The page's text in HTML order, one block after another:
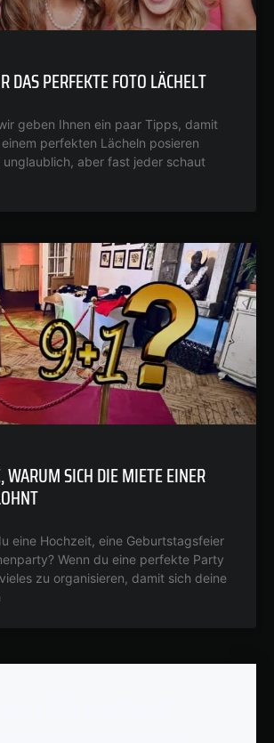
DAS PERFEKTE FOTO LÄCHELT
geben Ihnen ein paar Tipps, damit
perfekten Lächeln posieren
unglaublich, aber fast jeder schaut
WARUM SICH DIE MIETE EINER
eine Hochzeit, eine Geburtstagsfeier
Wenn du eine perfekte Party
zu organisieren, damit sich deine